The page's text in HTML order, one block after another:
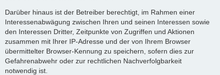
Darüber hinaus ist der Betreiber berechtigt, im Rahmen einer
Interessenabwägung zwischen Ihren und seinen Interessen sowie
den Interessen Dritter, Zeitpunkte von Zugriffen und Aktionen
zusammen mit Ihrer IP-Adresse und der von Ihrem Browser
übermittelter Browser-Kennung zu speichern, sofern dies zur
Gefahrenabwehr oder zur rechtlichen Nachverfolgbarkeit
notwendig ist.